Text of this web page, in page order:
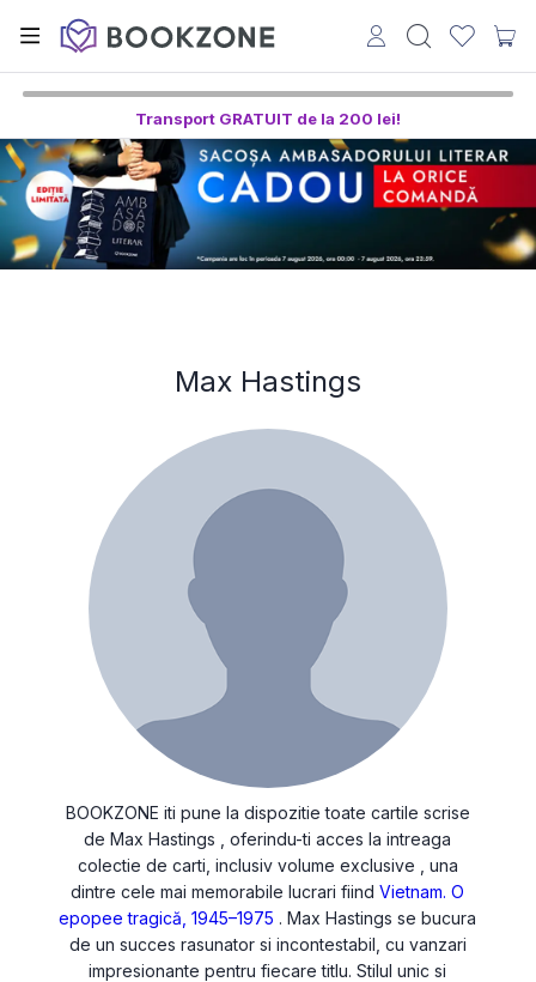
Transport GRATUIT de la 200 lei!
Max Hastings
BOOKZONE iti pune la dispozitie toate cartile scrise
de Max Hastings , oferindu-ti acces la intreaga
colectie de carti, inclusiv volume exclusive , una
dintre cele mai memorabile lucrari fiindVietnam. O
epopee tragică, 1945–1975 . Max Hastings se bucura
de un succes rasunator si incontestabil, cu vanzari
impresionante pentru fiecare titlu. Stilul unic si